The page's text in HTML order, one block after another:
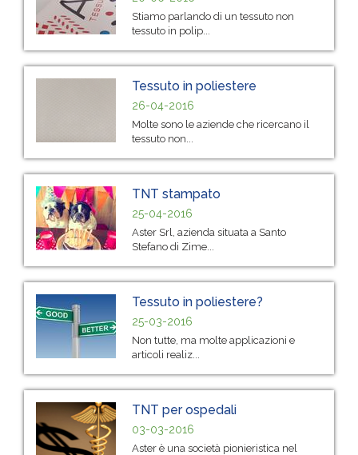
Stiamo parlando di un tessuto non
tessuto in polip...
Tessuto in poliestere
26-04-2016
Molte sono le aziende che ricercano il
tessuto non...
TNT stampato
25-04-2016
Aster Srl, azienda situata a Santo
Stefano di Zime...
Tessuto in poliestere?
25-03-2016
Non tutte, ma molte applicazioni e
articoli realiz...
TNT per ospedali
03-03-2016
Aster è una società pionieristica nel